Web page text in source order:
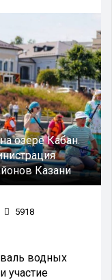
озере Кабан.
Казани
5918
водных
участие